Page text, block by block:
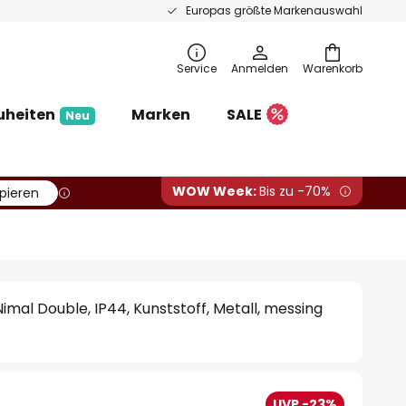
Europas größte Markenauswahl
Warenkorb
Service Anmelden
Neu Marken SALE
WOW Week:Bis zu -70%
Double, IP44, Kunststoff, Metall, messing